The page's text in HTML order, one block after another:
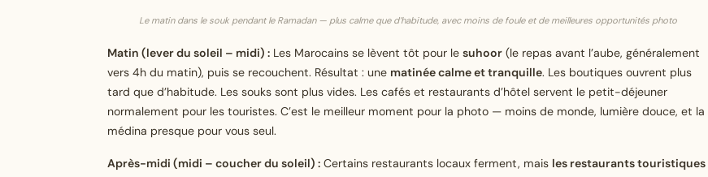
Le matin dans le souk pendant le Ramadan — plus calme que d’habitude, avec moins de foule et de meilleures opportunités photo
Matin (lever du soleil – midi) : Les Marocains se lèvent tôt pour le suhoor (le repas avant l’aube, généralement
vers 4h du matin), puis se recouchent. Résultat : une matinée calme et tranquille. Les boutiques ouvrent plus
tard que d’habitude. Les souks sont plus vides. Les cafés et restaurants d’hôtel servent le petit-déjeuner
normalement pour les touristes. C’est le meilleur moment pour la photo — moins de monde, lumière douce, et la
médina presque pour vous seul.
Après-midi (midi – coucher du soleil) : Certains restaurants locaux ferment, mais les restaurants touristiques